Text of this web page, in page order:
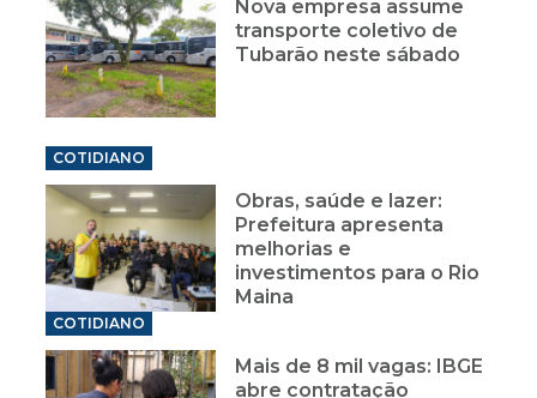
Nova empresa assume
transporte coletivo de
Tubarão neste sábado
COTIDIANO
Obras, saúde e lazer:
Prefeitura apresenta
melhorias e
investimentos para o Rio
Maina
COTIDIANO
Mais de 8 mil vagas: IBGE
abre contratação